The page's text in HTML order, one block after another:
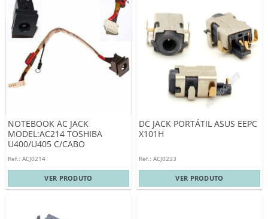
NOTEBOOK AC JACK
MODEL:AC214 TOSHIBA
U400/U405 C/CABO
Ref.: ACJ0214
VER PRODUTO
DC JACK PORTÁTIL ASUS EEPC
X101H
Ref.: ACJ0233
VER PRODUTO